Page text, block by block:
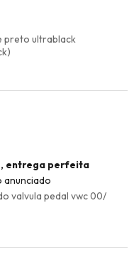
preto ultrablack
entrega perfeita
anunciado
valvula pedal vwc 00/